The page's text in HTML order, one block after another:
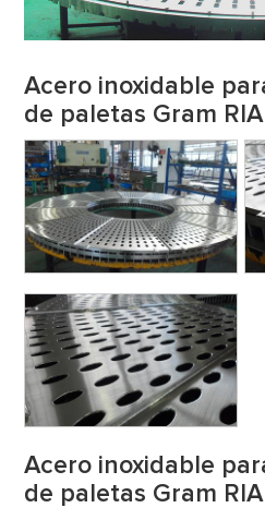
Acero inoxidable
de paletas Gram RIA
Acero inoxidable
de paletas Gram RIA